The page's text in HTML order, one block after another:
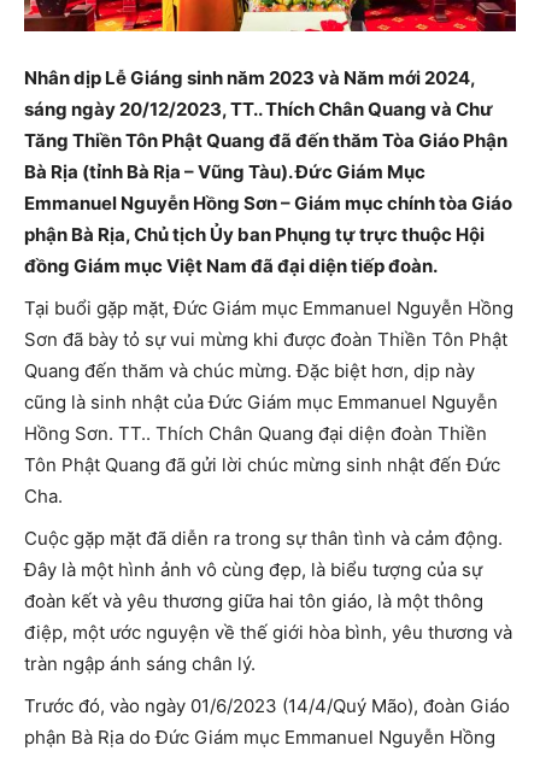
Nhân dịp Lễ Giáng sinh năm 2023 và Năm mới 2024,
sáng ngày 20/12/2023, TT.. Thích Chân Quang và Chư
Tăng Thiền Tôn Phật Quang đã đến thăm Tòa Giáo Phận
Bà Rịa (tỉnh Bà Rịa – Vũng Tàu). Đức Giám Mục
Emmanuel Nguyễn Hồng Sơn – Giám mục chính tòa Giáo
phận Bà Rịa, Chủ tịch Ủy ban Phụng tự trực thuộc Hội
đồng Giám mục Việt Nam đã đại diện tiếp đoàn.
Tại buổi gặp mặt, Đức Giám mục Emmanuel Nguyễn Hồng
Sơn đã bày tỏ sự vui mừng khi được đoàn Thiền Tôn Phật
Quang đến thăm và chúc mừng. Đặc biệt hơn, dịp này
cũng là sinh nhật của Đức Giám mục Emmanuel Nguyễn
Hồng Sơn. TT.. Thích Chân Quang đại diện đoàn Thiền
Tôn Phật Quang đã gửi lời chúc mừng sinh nhật đến Đức
Cha.
Cuộc gặp mặt đã diễn ra trong sự thân tình và cảm động.
Đây là một hình ảnh vô cùng đẹp, là biểu tượng của sự
đoàn kết và yêu thương giữa hai tôn giáo, là một thông
điệp, một ước nguyện về thế giới hòa bình, yêu thương và
tràn ngập ánh sáng chân lý.
Trước đó, vào ngày 01/6/2023 (14/4/Quý Mão), đoàn Giáo
phận Bà Rịa do Đức Giám mục Emmanuel Nguyễn Hồng